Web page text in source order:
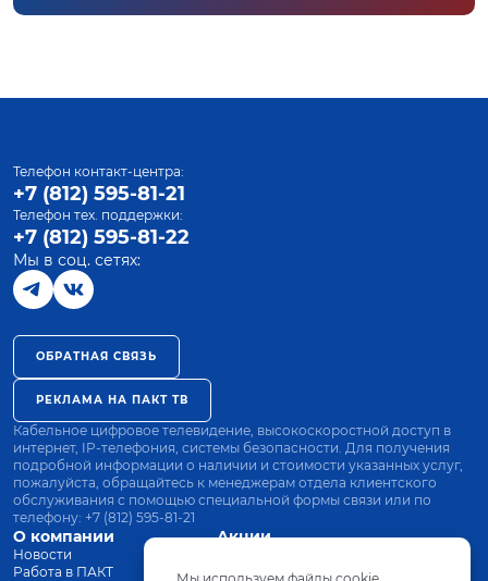
О компании
Новости
Работа в ПАКТ
Акции
Оплата
Телефон контакт-центра:
+7 (812) 595-81-21
Телефон тех. поддержки:
+7 (812) 595-81-22
Мы в соц. сетях:
ОБРАТНАЯ СВЯЗЬ
РЕКЛАМА НА ПАКТ ТВ
Кабельное цифровое телевидение, высокоскоростной доступ в
интернет, IP-телефония, системы безопасности. Для получения
подробной информации о наличии и стоимости указанных услуг,
пожалуйста, обращайтесь к менеджерам отдела клиентского
обслуживания с помощью специальной формы связи или по
телефону: +7 (812) 595-81-21